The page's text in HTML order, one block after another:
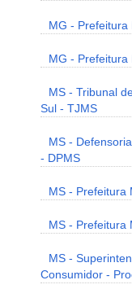
MG - Prefeitura
MG -
MS - Tribunal
Sul - TJMS
MS -
- DPMS
MS - Prefeitura
MS - Prefeitura
MS -
Consumidor -